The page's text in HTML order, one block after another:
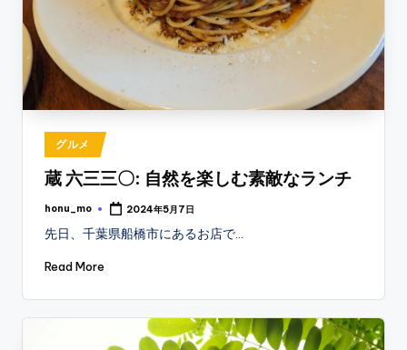
Posted
in
グルメ
蔵 六三三〇: 自然を楽しむ素敵なランチ
Posted
honu_mo 2024年5月7日
先日、千葉県船橋市にあるお店で…
Read More